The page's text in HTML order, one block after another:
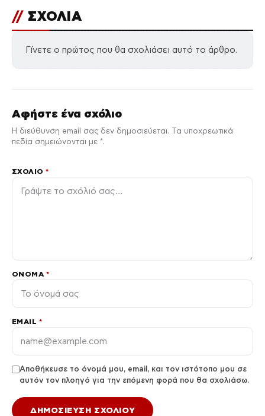
// ΣΧΟΛΙΑ
Γίνετε ο πρώτος που θα σχολιάσει αυτό το άρθρο.
Αφήστε ένα σχόλιο
Η διεύθυνση email σας δεν δημοσιεύεται. Τα υποχρεωτικά
πεδία σημειώνονται με *.
ΣΧΌΛΙΟ*
ΌΝΟΜΑ *
EMAIL *
Αποθήκευσε το όνομά μου, email, και τον ιστότοπο μου σε
αυτόν τον πλοηγό για την επόμενη φορά που θα σχολιάσω.